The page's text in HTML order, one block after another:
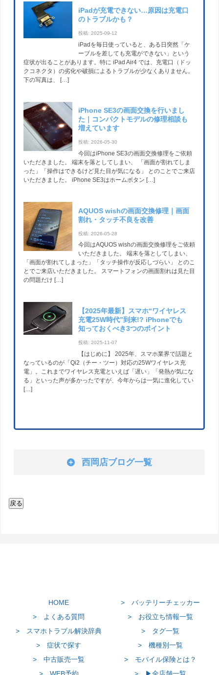
iPadが充電できない…原因は充電口
のトラブルかも？
投稿: 2025-09-12
iPadを毎日使っていると、ある日突然「ケ
ーブルを差しても充電ができない」という
症状が出ることがあります。特に iPad Air4 では、充電口（ドッ
クコネクタ）の劣化や破損によるトラブルが少なくありません。
下の写真は、 […]
iPhone SE3の画面交換を行いまし
た｜コンパクトモデルの修理相談も
増えています
投稿: 2026-05-30
今回はiPhone SE3の画面交換修理をご依頼
いただきました。 端末を落としてしまい、 「画面が割れてしま
った」「操作はできるけど見た目が気になる」 とのことでご来店
いただきました。 iPhone SE3はホームボタン […]
AQUOS wishの画面交換修理｜画面
割れ・タッチ不良を改善
投稿: 2026-05-28
今回はAQUOS wishの画面交換修理をご依頼
いただきました。 端末を落としてしまい、
「画面が割れてしまった」「タッチ操作が反応しづらい」 とのこ
とでご来店いただきました。 スマートフォンの画面割れは見た目
の問題だけ […]
【2025年最新】スマホ“ワイヤレス
充電25W時代”到来!? iPhoneでも
知っておくべき3つのポイント
投稿: 2025-11-07
【はじめに】 2025年、スマホ業界で話題と
なっているのが「Qi2（チー・ツー）対応の25Wワイヤレス充
電」。これまでワイヤレス充電といえば「遅い」「発熱が気にな
る」といった声が多かったですが、今年からは一気に進化してい
[…]
西岡店ブログ一覧
HOME
> バッテリーチェッカー
> よくある質問
> お役立ち情報一覧
> スマホトラブル解決辞典
> タグ一覧
> 症状で探す
> 機種別一覧
> 中古販売一覧
> モバイル保険とは？